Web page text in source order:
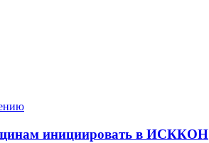
инициировать в ИСККОН